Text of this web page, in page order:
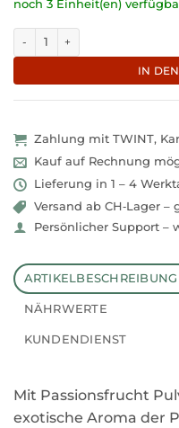
noch 3 Einheit(en)
Exotisches
IN
Zahlung mit TWINT,
Kauf auf Rechnung
Lieferung in 1 – 4
Versand ab CH‑Lager –
Persönlicher Support –
ARTIKELBESCHREIBUNG
NÄHRWERTE
KUNDENDIENST
Mit Passionsfrucht
exotische Aroma der